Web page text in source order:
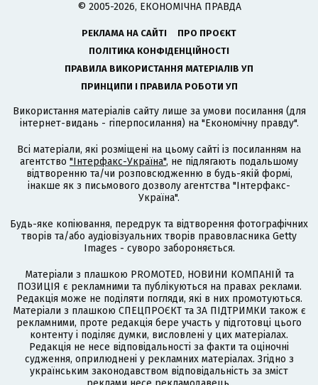
© 2005-2026, ЕКОНОМІЧНА ПРАВДА
РЕКЛАМА НА САЙТІ
ПРО ПРОЄКТ
ПОЛІТИКА КОНФІДЕНЦІЙНОСТІ
ПРАВИЛА ВИКОРИСТАННЯ МАТЕРІАЛІВ УП
ПРИНЦИПИ І ПРАВИЛА РОБОТИ УП
Використання матеріалів сайту лише за умови посилання (для
інтернет-видань - гіперпосилання) на "Економічну правду".
Всі матеріали, які розміщені на цьому сайті із посиланням на
агентство "Інтерфакс-Україна", не підлягають подальшому
відтворенню та/чи розповсюдженню в будь-якій формі,
інакше як з письмового дозволу агентства "Інтерфакс-
Україна".
Будь-яке копіювання, передрук та відтворення фотографічних
творів та/або аудіовізуальних творів правовласника Getty
Images - суворо забороняється.
Матеріали з плашкою PROMOTED, НОВИНИ КОМПАНІЙ та
ПОЗИЦІЯ є рекламними та публікуються на правах реклами.
Редакція може не поділяти погляди, які в них промотуються.
Матеріали з плашкою СПЕЦПРОЄКТ та ЗА ПІДТРИМКИ також є
рекламними, проте редакція бере участь у підготовці цього
контенту і поділяє думки, висловлені у цих матеріалах.
Редакція не несе відповідальності за факти та оціночні
судження, оприлюднені у рекламних матеріалах. Згідно з
українським законодавством відповідальність за зміст